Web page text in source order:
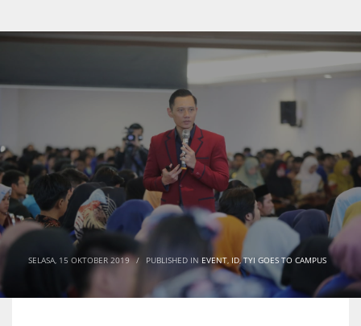
SELASA, 15 OKTOBER 2019 / PUBLISHED IN EVENT, ID,TYI GOES TO CAMPUS